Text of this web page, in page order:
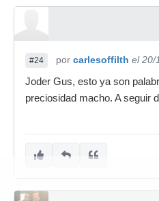
#24 por carlesoffilth el 20/
Joder Gus, esto ya son
preciosidad macho. A seguir